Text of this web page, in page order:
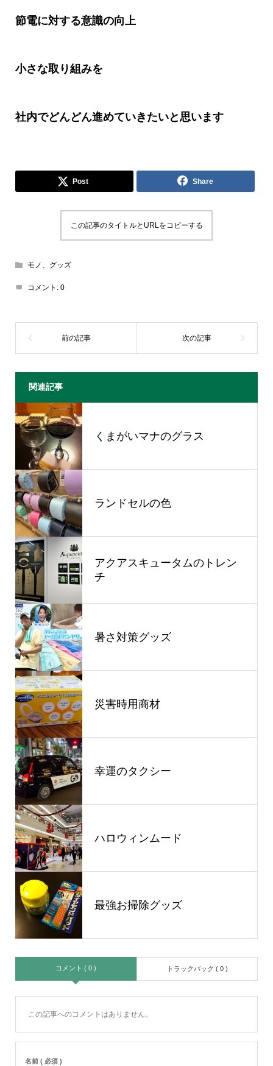
節電に対する意識の向上
小さな取り組みを
社内でどんどん進めていきたいと思います
Post Share
この記事のタイトルとURLをコピーする
モノ、グッズ
コメント: 0
関連記事
くまがいマナのグラス
ランドセルの色
アクアスキュータムのトレン
チ
暑さ対策グッズ
災害時用商材
幸運のタクシー
ハロウィンムード
最強お掃除グッズ
コメント ( 0 ) トラックバック ( 0 )
この記事へのコメントはありません。
名前 ( 必須 )